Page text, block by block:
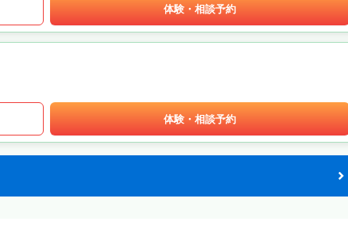
体験・相談予約
体験・相談予約